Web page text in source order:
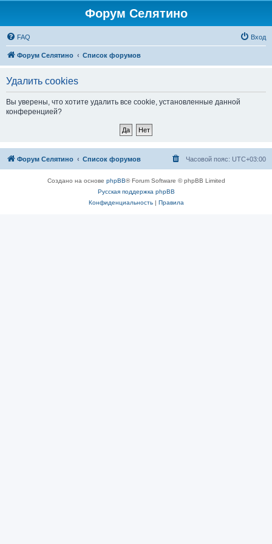
Форум Селятино
FAQ Вход
Форум Селятино Список форумов
Удалить cookies
Вы уверены, что хотите удалить все cookie, установленные данной
конференцией?
Форум Селятино Список форумов Часовой пояс: UTC+03:00
Создано на основе phpBB® Forum Software © phpBB Limited
Русская поддержка phpBB
Конфиденциальность| Правила